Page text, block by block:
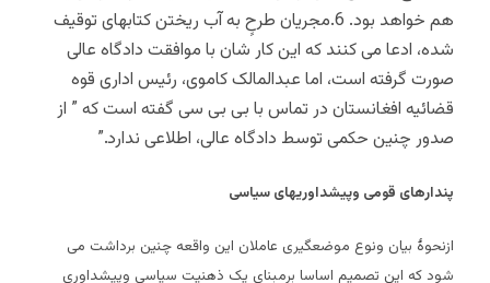
هم خواهد بود. 6.مجریان طرحٍ به آب ریختن کتابهای توقیف
شده، ادعا می کنند که این کار شان با موافقت دادگاه عالی
صورت گرفته است، اما عبدالمالک کاموی، رئیس اداری قوه
قضائیه افغانستان در تماس با بی بی سی گفته است که ” از
صدور چنین حکمی توسط دادگاه عالی، اطلاعی ندارد.”
پندارهای قومی وپیشداوریهای سیاسی
ازنحوۀ بیان ونوع موضعگیری عاملان این واقعه چنین برداشت می
شود که این تصمیم اساسا برمبنای یک ذهنیت سیاسی وپیشداوری